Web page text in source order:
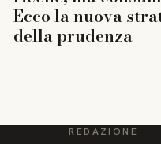
Ecco la nuova
della prudenza
REDAZIONE